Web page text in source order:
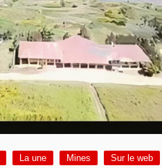
La une Mines Sur le web